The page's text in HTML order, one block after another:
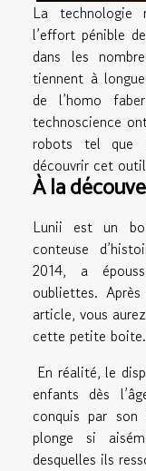
La technologie
l’effort pénible
dans les
tiennent à
de l’homo
technoscience
robots tel que
découvrir cet
À la
Lunii est un
conteuse
2014, a
oubliettes. Après
article, vous
cette petite boite.
En réalité, le
enfants dès
conquis par
plonge si
desquelles ils